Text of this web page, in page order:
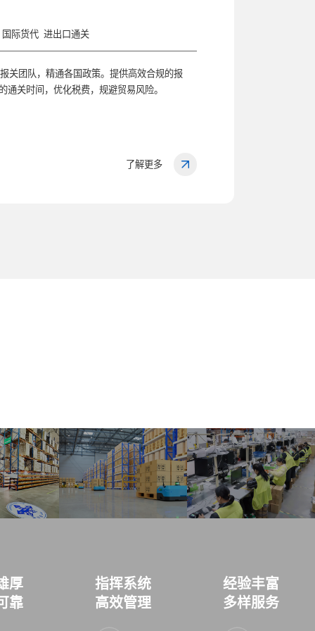
国际货代 进出口通关
关团队，精通各国政策。提供高效合规的报
通关时间，优化税费，规避贸易风险。
了解更多
厚
靠
指挥系统
高效管理
经验丰富
多样服务